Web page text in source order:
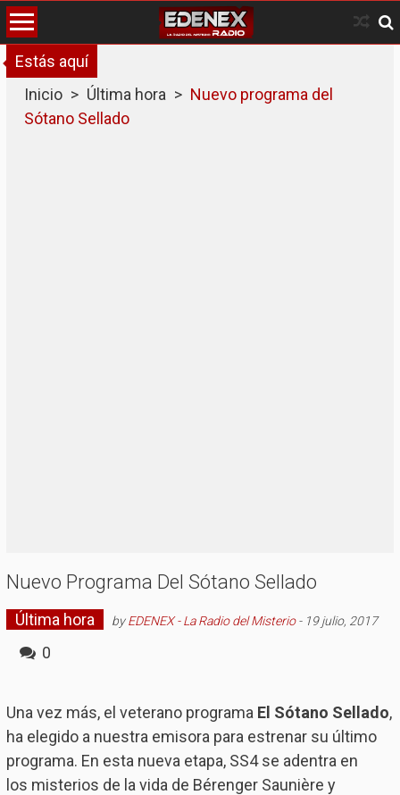
Skip
to
content
Estás aquí
Inicio > Última hora > Nuevo programa del
Sótano Sellado
Nuevo Programa Del Sótano Sellado
Última hora byEDENEX - La Radio del Misterio- 19 julio, 2017
0
Una vez más, el veterano programa El Sótano Sellado,
ha elegido a nuestra emisora para estrenar su último
programa. En esta nueva etapa, SS4 se adentra en
los misterios de la vida de Bérenger Saunière y